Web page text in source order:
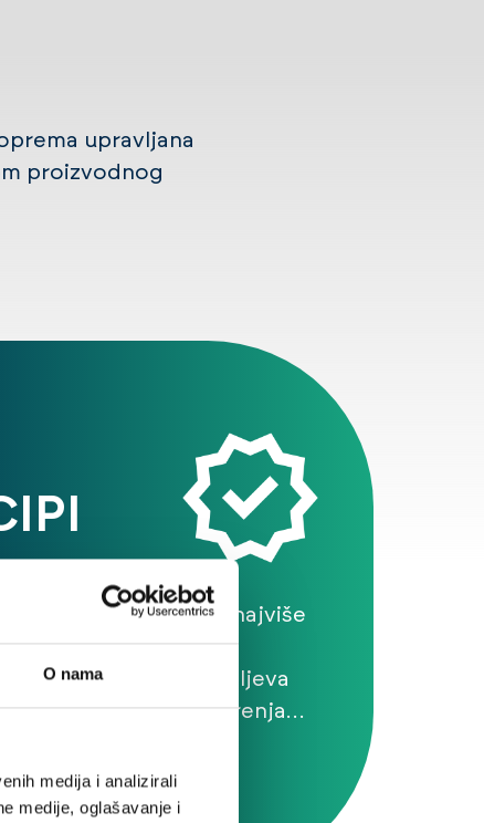
O nama
medija i analizirali
medije, oglašavanje i
upravljana
proizvodnog
proizvod i uslugu najviše
života i okoline.
godišnjih ciljeva
njihova ostvarenja